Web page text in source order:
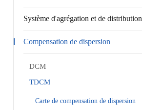
Système d'agrégation et de distribution
Compensation de dispersion
DCM
TDCM
Carte de compensation de dispersion